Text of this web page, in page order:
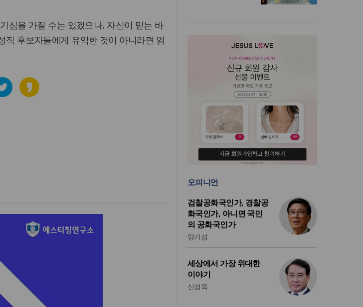
심을 가질 수는 있겠으나, 자신이 믿는 바
후보자들에게 유익한 것이 아니라면 얽
오피니언
검찰공화국인가, 경찰공
화국인가, 아니면 국민
의 공화국인가
양기성
세상에서 가장 위대한
이야기
신성욱